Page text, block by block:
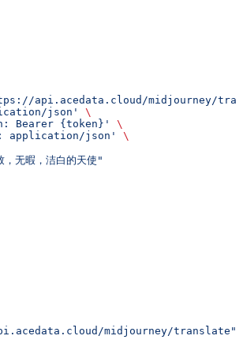
api.acedata.cloud/midjourney/
json'
\
Bearer {token}'
\
application/json'
\
无暇，洁白的天使"
midjourney/translate"